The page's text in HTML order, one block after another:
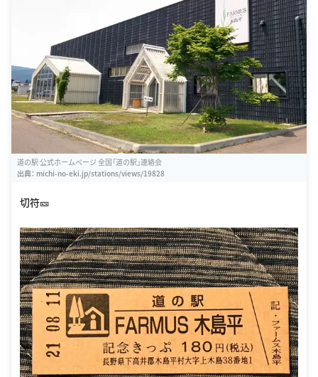
道の駅 公式ホームページ 全国「道の駅」連絡会
出典： michi-no-eki.jp/stations/views/19828
切符🎫